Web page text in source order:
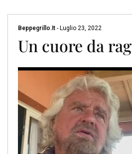
Beppegrillo.it - Luglio 23, 2022
Un cuore da